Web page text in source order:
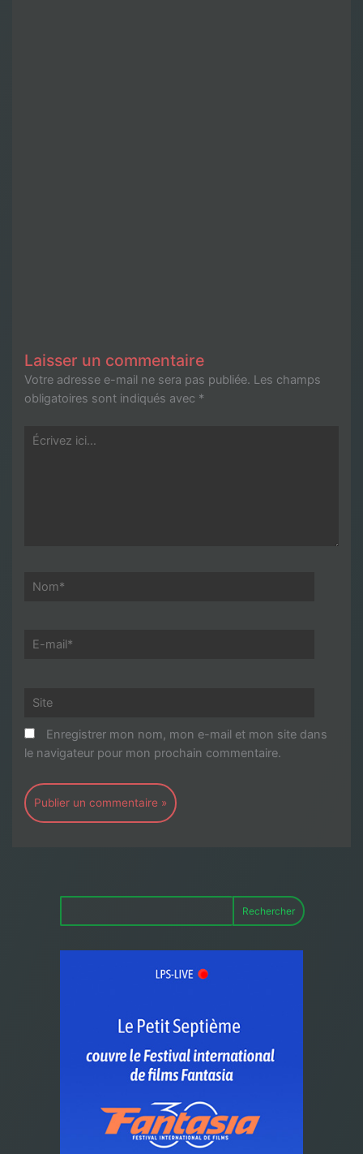
Laisser un commentaire
Votre adresse e-mail ne sera pas publiée. Les champs
obligatoires sont indiqués avec *
Écrivez
Nom*
E-
Site
Enregistrer mon nom, mon e-mail et mon site dans
le navigateur pour mon prochain commentaire.
Rechercher